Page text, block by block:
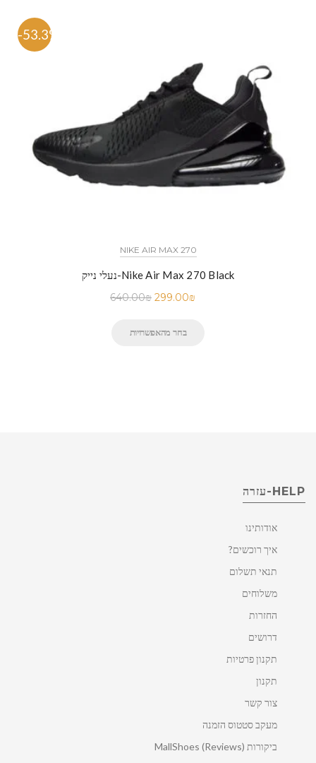
-53.3%
NIKE AIR MAX 270
נעלי נייק-Nike Air Max 270 Black
640.00₪ 299.00₪
בחר מהאפשרויות
HELP-עזרה
אודותינו
איך רוכשים?
תנאי תשלום
משלוחים
החזרות
דרושים
תקנון פרטיות
תקנון
צור קשר
מעקב סטטוס הזמנה
ביקורות MallShoes (Reviews)